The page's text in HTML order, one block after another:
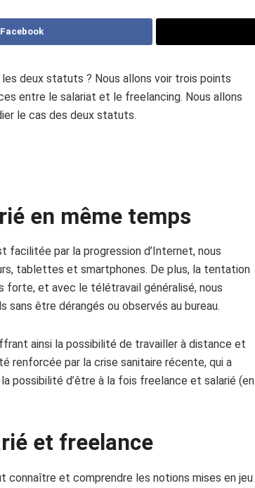
deux statuts ? Nous allons voir trois points
entre le salariat et le freelancing. Nous allons
le cas des deux statuts.
en même temps
facilitée par la progression d’Internet, nous
tablettes et smartphones. De plus, la tentation
forte, et avec le télétravail généralisé, nous
être dérangés ou observés au bureau.
ainsi la possibilité de travailler à distance et
renforcée par la crise sanitaire récente, qui a
possibilité d’être à la fois freelance et salarié (en
et freelance
connaître et comprendre les notions mises en jeu